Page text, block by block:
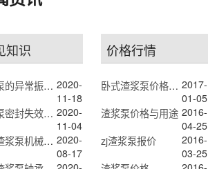
知识
渣浆泵的异常振动会有哪些“症状”，该如何控制？ 2020-
11-18
渣浆泵密封失效或汽蚀怎么办？ 2020-
11-04
耐磨渣浆泵机械密封失效怎么办？ 2020-
08-17
价格行情
卧式渣浆泵价格优惠的厂家 2017-
01-05
渣浆泵价格与用途 2016-
04-25
zj渣浆泵报价
2016-
03-25